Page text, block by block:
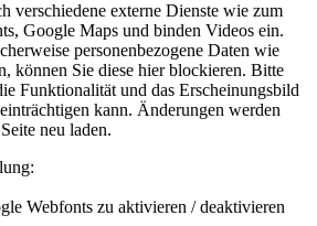
verschiedene externe Dienste wie zum
Google Maps und binden Videos ein.
personenbezogene Daten wie
können Sie diese hier blockieren. Bitte
Funktionalität und das Erscheinungsbild
kann. Änderungen werden
neu laden.
Webfonts zu aktivieren / deaktivieren